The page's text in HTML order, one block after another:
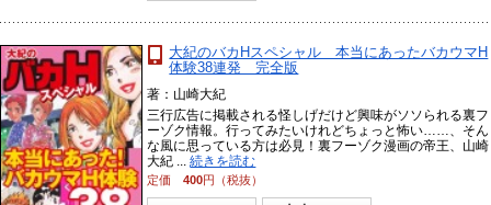
大紀のバカHスペシャル 本当にあったバカウマH
体験38連発 完全版
著：山崎大紀
三行広告に掲載される怪しげだけど興味がソソられる裏フ
ーゾク情報。行ってみたいけれどちょっと怖い……、そん
な風に思っている方は必見！裏フーゾク漫画の帝王、山崎
大紀 ...続きを読む
定価400円（税抜）